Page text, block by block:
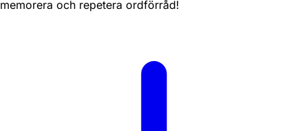
memorera och repetera ordförråd!